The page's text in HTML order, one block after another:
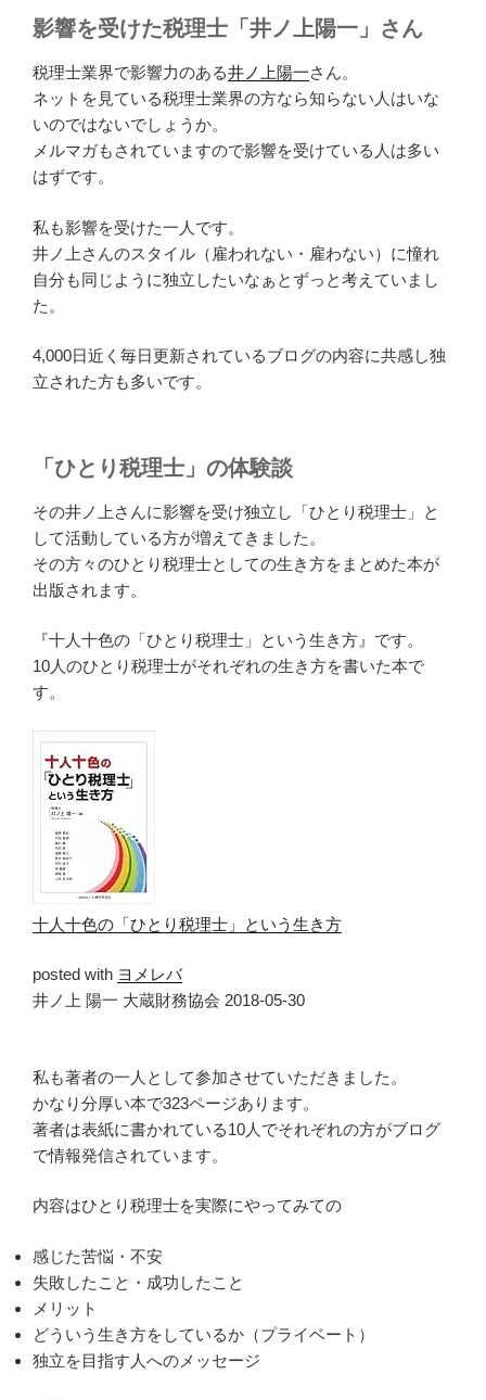
影響を受けた税理士「井ノ上陽一」さん
税理士業界で影響力のある井ノ上陽一さん。
ネットを見ている税理士業界の方なら知らない人はいな
いのではないでしょうか。
メルマガもされていますので影響を受けている人は多い
はずです。
私も影響を受けた一人です。
井ノ上さんのスタイル（雇われない・雇わない）に憧れ
自分も同じように独立したいなぁとずっと考えていまし
た。
4,000日近く毎日更新されているブログの内容に共感し独
立された方も多いです。
「ひとり税理士」の体験談
その井ノ上さんに影響を受け独立し「ひとり税理士」と
して活動している方が増えてきました。
その方々のひとり税理士としての生き方をまとめた本が
出版されます。
『十人十色の「ひとり税理士」という生き方』です。
10人のひとり税理士がそれぞれの生き方を書いた本で
す。
十人十色の「ひとり税理士」という生き方
posted with ヨメレバ
井ノ上 陽一 大蔵財務協会 2018-05-30
私も著者の一人として参加させていただきました。
かなり分厚い本で323ページあります。
著者は表紙に書かれている10人でそれぞれの方がブログ
で情報発信されています。
内容はひとり税理士を実際にやってみての
感じた苦悩・不安
失敗したこと・成功したこと
メリット
どういう生き方をしているか（プライベート）
独立を目指す人へのメッセージ